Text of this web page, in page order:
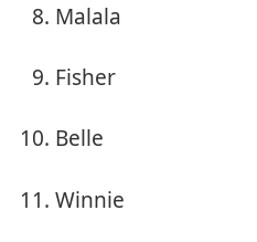
Malala
Fisher
Belle
Winnie